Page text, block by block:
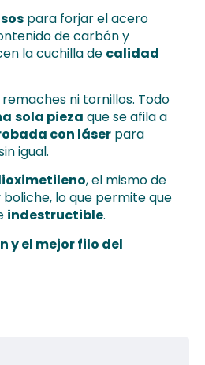
para forjar el acero
de carbón y
la cuchilla de calidad
ni tornillos. Todo
sola pieza que se afila a
con láser para
igual.
, el mismo de
lo que permite que
indestructible.
y el mejor filo del